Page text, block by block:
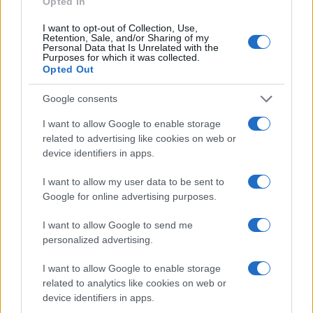
I want to opt-out of Collection, Use,
Retention, Sale, and/or Sharing of my
Personal Data that Is Unrelated with the
Purposes for which it was collected.
Opted Out
Google consents
I want to allow Google to enable storage
related to advertising like cookies on web or
device identifiers in apps.
I want to allow my user data to be sent to
Google for online advertising purposes.
I want to allow Google to send me
personalized advertising.
I want to allow Google to enable storage
related to analytics like cookies on web or
device identifiers in apps.
spesso rispondono alle domande e guidano i
I venditori di titoli, merci e servizi
finanziaricollegano acquirenti e venditori nei
mercati finanziari. Vendono titoli a privati,
consigliano società in cerca di investitori e
conducono operazioni.
Gli analisti di ricerche dimercato studiano le
condizioni di mercato per esaminare il
potenziale di vendita di prodotti o
vogliono le persone, chi li acquisterà ea quale
prezzo. Raccolgono dati e informazioni
utilizzando una varietà di metodi, come
interviste, questionari, focus group, indagini di
e revisioni della letteratura.
Gli specialisti delle risorse umane
selezionano, intervistano e posizionano i